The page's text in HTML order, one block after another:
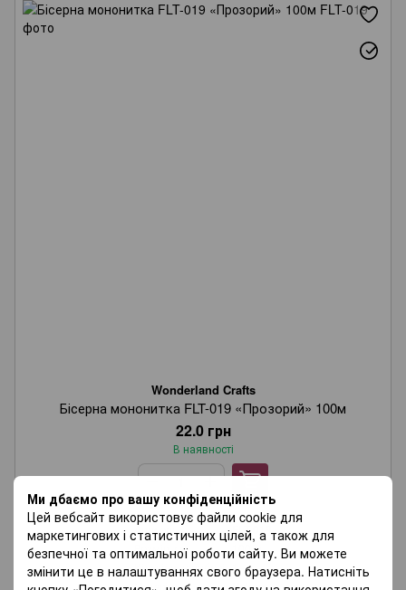
Ми дбаємо про вашу конфіденційність
Цей вебсайт використовує файли cookie для
маркетингових і статистичних цілей, а також для
безпечної та оптимальної роботи сайту. Ви можете
змінити це в налаштуваннях свого браузера. Натисніть
Wonderland Crafts
Бісерна мононитка FLT-019 «Прозорий» 100м
22.0 грн
В наявності
Артикул
FLT-019
Розмір, см
100 м
Кількість в наборі 1
Матеріал
Nylon